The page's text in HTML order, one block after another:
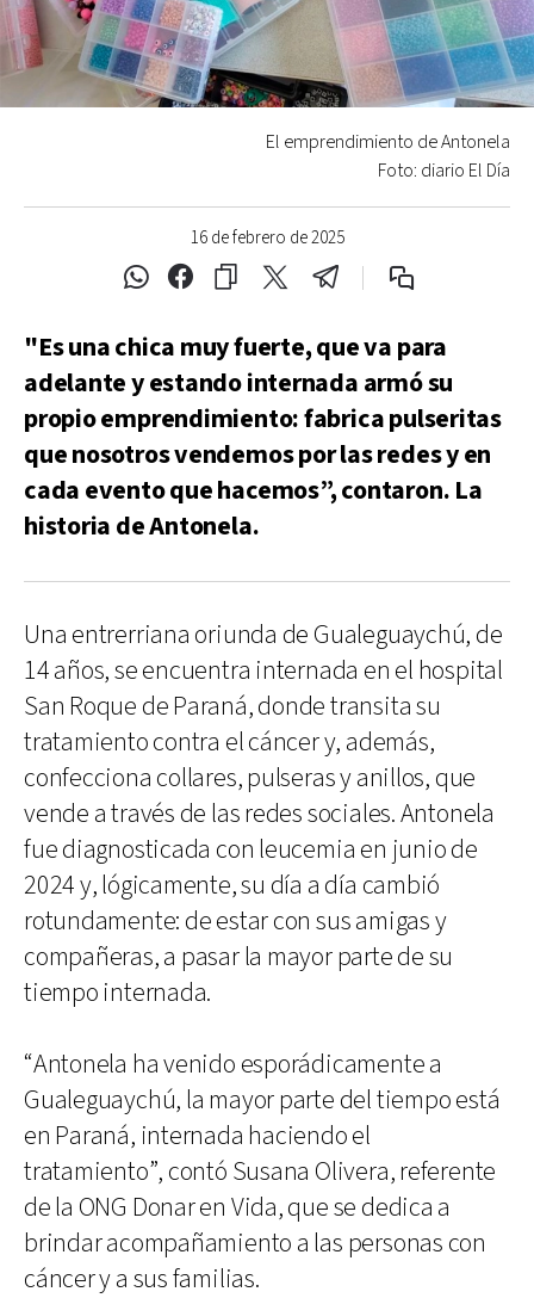
16 de febrero de 2025
El emprendimiento de Antonela
Foto: diario El Día
"Es una chica muy fuerte, que va para
adelante y estando internada armó su
propio emprendimiento: fabrica pulseritas
que nosotros vendemos por las redes y en
cada evento que hacemos”, contaron. La
historia de Antonela.
Una entrerriana oriunda de Gualeguaychú, de
14 años, se encuentra internada en el hospital
San Roque de Paraná, donde transita su
tratamiento contra el cáncer y, además,
confecciona collares, pulseras y anillos, que
vende a través de las redes sociales. Antonela
fue diagnosticada con leucemia en junio de
2024 y, lógicamente, su día a día cambió
rotundamente: de estar con sus amigas y
compañeras, a pasar la mayor parte de su
tiempo internada.
“Antonela ha venido esporádicamente a
Gualeguaychú, la mayor parte del tiempo está
en Paraná, internada haciendo el
tratamiento”, contó Susana Olivera, referente
de la ONG Donar en Vida, que se dedica a
brindar acompañamiento a las personas con
cáncer y a sus familias.